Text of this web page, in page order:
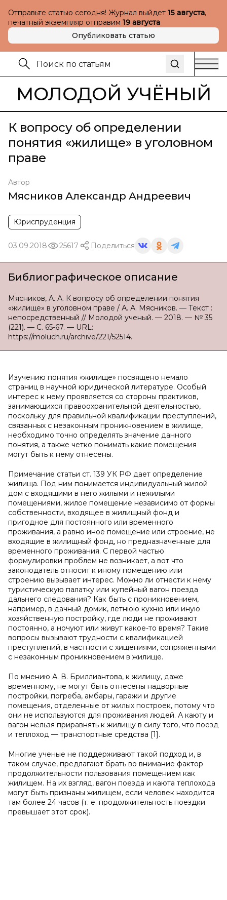
Отправьте статью сегодня! Журнал выйдет 15 августа,
печатный экземпляр отправим 19 августа
Опубликовать статью
МОЛОДОЙ УЧЁНЫЙ
К вопросу об определении
понятия «жилище» в уголовном
праве
Автор
Мясников Александр Андреевич
Юриспруденция
03.09.2018 25617 Поделиться
Библиографическое описание
Мясников, А. А. К вопросу об определении понятия
«жилище» в уголовном праве / А. А. Мясников. — Текст :
непосредственный // Молодой ученый. — 2018. — № 35
(221). — С. 65-67. — URL:
https://moluch.ru/archive/221/52514.
Изучению понятия «жилище» посвящено немало
страниц в научной юридической литературе. Особый
интерес к нему проявляется со стороны практиков,
занимающихся правоохранительной деятельностью,
поскольку для правильной квалификации преступлений,
связанных с незаконным проникновением в жилище,
необходимо точно определять значение данного
понятия, а также четко понимать какие помещения
могут быть к нему отнесены.
Примечание статьи ст. 139 УК РФ дает определение
жилища. Под ним понимается индивидуальный жилой
дом с входящими в него жилыми и нежилыми
помещениями, жилое помещение независимо от формы
собственности, входящее в жилищный фонд и
пригодное для постоянного или временного
проживания, а равно иное помещение или строение, не
входящие в жилищный фонд, но предназначенные для
временного проживания. С первой частью
формулировки проблем не возникает, а вот что
законодатель относит к иному помещению или
строению вызывает интерес. Можно ли отнести к нему
туристическую палатку или купейный вагон поезда
дальнего следования? Как быть с проникновением,
например, в дачный домик, летнюю кухню или иную
хозяйственную постройку, где люди не проживают
постоянно, а ночуют или живут какое-то время? Такие
вопросы вызывают трудности с квалификацией
преступлений, в частности с хищениями, сопряженными
с незаконным проникновением в жилище.
По мнению А. В. Бриллиантова, к жилищу, даже
временному, не могут быть отнесены надворные
постройки, погреба, амбары, гаражи и другие
помещения, отделенные от жилых построек, потому что
они не используются для проживания людей. А каюту и
вагон нельзя приравнять к жилищу в силу того, что поезд
и теплоход — транспортные средства [1].
Многие ученые не поддерживают такой подход и, в
таком случае, предлагают брать во внимание фактор
продолжительности пользования помещением как
жилищем. На их взгляд, вагон поезда и каюта теплохода
могут быть признаны жилищем, если человек находится
там более 24 часов (т. е. продолжительность поездки
превышает этот срок).